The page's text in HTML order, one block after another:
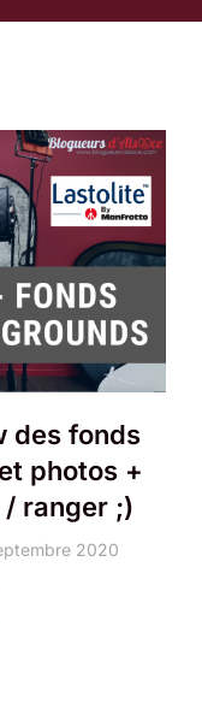
des fonds
photos +
ranger ;)
2020